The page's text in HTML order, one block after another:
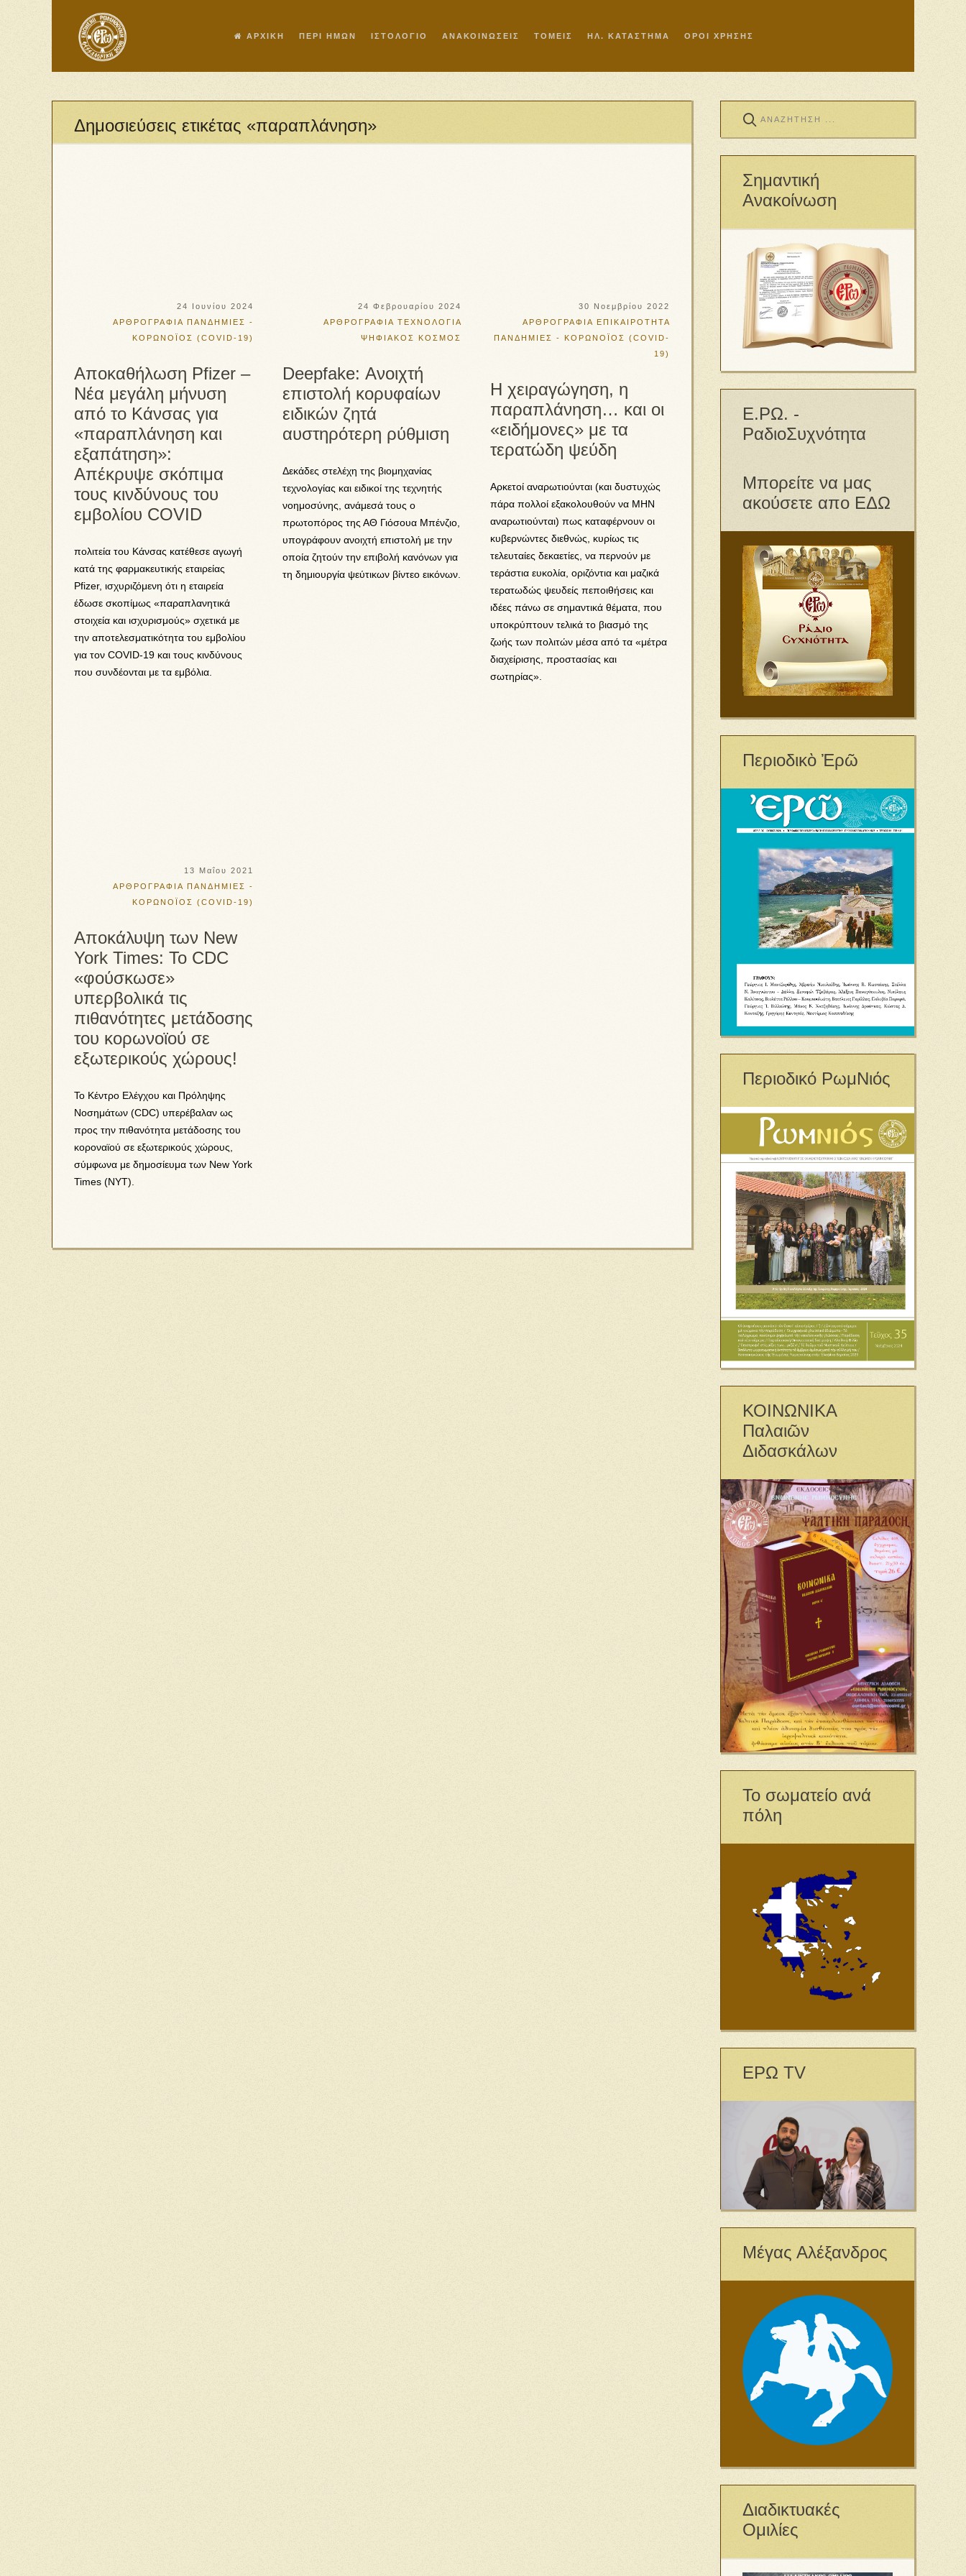
ΑΡΧΙΚΗ ΠΕΡΙ ΗΜΩΝ ΙΣΤΟΛΟΓΙΟ ΑΝΑΚΟΙΝΩΣΕΙΣ ΤΟΜΕΙΣ ΗΛ. ΚΑΤΑΣΤΗΜΑ ΟΡΟΙ ΧΡΗΣΗΣ
Δημοσιεύσεις ετικέτας «παραπλάνηση»
24 Ιουνίου 2024
ΑΡΘΡΟΓΡΑΦΙΑ
ΠΑΝΔΗΜΙΕΣ -
ΚΟΡΩΝΟΪΟΣ (COVID-19)
Αποκαθήλωση Pfizer –
Νέα μεγάλη μήνυση
από το Κάνσας για
«παραπλάνηση και
εξαπάτηση»:
Απέκρυψε σκόπιμα
τους κινδύνους του
εμβολίου COVID
πολιτεία του Κάνσας κατέθεσε αγωγή
κατά της φαρμακευτικής εταιρείας
Pfizer, ισχυριζόμενη ότι η εταιρεία
έδωσε σκοπίμως «παραπλανητικά
στοιχεία και ισχυρισμούς» σχετικά με
την αποτελεσματικότητα του εμβολίου
για τον COVID-19 και τους κινδύνους
που συνδέονται με τα εμβόλια.
24 Φεβρουαρίου 2024
ΑΡΘΡΟΓΡΑΦΙΑ ΤΕΧΝΟΛΟΓΙΑ
ΨΗΦΙΑΚΟΣ ΚΟΣΜΟΣ
Deepfake: Ανοιχτή
επιστολή κορυφαίων
ειδικών ζητά
αυστηρότερη ρύθμιση
Δεκάδες στελέχη της βιομηχανίας
τεχνολογίας και ειδικοί της τεχνητής
νοημοσύνης, ανάμεσά τους ο
πρωτοπόρος της ΑΘ Γιόσουα Μπένζιο,
υπογράφουν ανοιχτή επιστολή με την
οποία ζητούν την επιβολή κανόνων για
τη δημιουργία ψεύτικων βίντεο εικόνων.
30 Νοεμβρίου 2022
ΑΡΘΡΟΓΡΑΦΙΑ ΕΠΙΚΑΙΡΟΤΗΤΑ
ΠΑΝΔΗΜΙΕΣ - ΚΟΡΩΝΟΪΟΣ (COVID-
19)
Η χειραγώγηση, η
παραπλάνηση… και οι
«ειδήμονες» με τα
τερατώδη ψεύδη
Αρκετοί αναρωτιούνται (και δυστυχώς
πάρα πολλοί εξακολουθούν να ΜΗΝ
αναρωτιούνται) πως καταφέρνουν οι
κυβερνώντες διεθνώς, κυρίως τις
τελευταίες δεκαετίες, να περνούν με
τεράστια ευκολία, οριζόντια και μαζικά
τερατωδώς ψευδείς πεποιθήσεις και
ιδέες πάνω σε σημαντικά θέματα, που
υποκρύπτουν τελικά το βιασμό της
ζωής των πολιτών μέσα από τα «μέτρα
διαχείρισης, προστασίας και
σωτηρίας».
13 Μαΐου 2021
ΑΡΘΡΟΓΡΑΦΙΑ ΠΑΝΔΗΜΙΕΣ -
ΚΟΡΩΝΟΪΟΣ (COVID-19)
Αποκάλυψη των Νew
York Times: Το CDC
«φούσκωσε»
υπερβολικά τις
πιθανότητες μετάδοσης
του κορωνοϊού σε
εξωτερικούς χώρους!
Το Κέντρο Ελέγχου και Πρόληψης
Νοσημάτων (CDC) υπερέβαλαν ως
προς την πιθανότητα μετάδοσης του
κοροναϊού σε εξωτερικούς χώρους,
σύμφωνα με δημοσίευμα των New York
Times (NYT).
Σημαντική
Ανακοίνωση
Ε.ΡΩ. -
ΡαδιοΣυχνότητα
Μπορείτε να μας
ακούσετε απο ΕΔΩ
Περιοδικὸ Ἐρῶ
Περιοδικό ΡωμΝιός
ΚΟΙΝΩΝΙΚΑ
Παλαιῶν
Διδασκάλων
Το σωματείο ανά
πόλη
ΕΡΩ TV
Μέγας Αλέξανδρος
Διαδικτυακές
Ομιλίες